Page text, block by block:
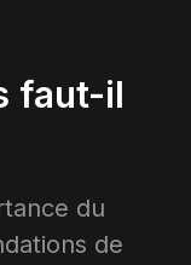
faut-il
du
de